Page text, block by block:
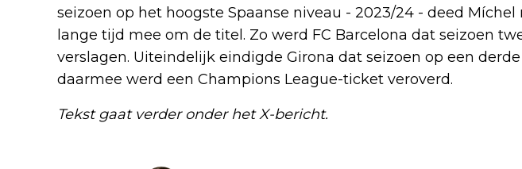
seizoen op het hoogste Spaanse niveau - 2023/24 - deed Míchel
lange tijd mee om de titel. Zo werd FC Barcelona dat seizoen
verslagen. Uiteindelijk eindigde Girona dat seizoen op een
daarmee werd een Champions League-ticket veroverd.
Tekst gaat verder onder het X-bericht.